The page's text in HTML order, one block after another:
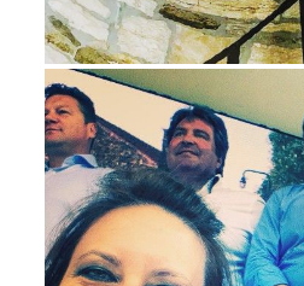
Ago 3